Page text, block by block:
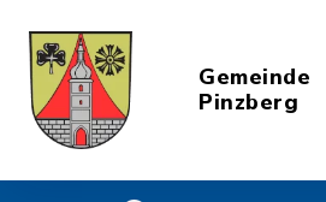
Gemeinde
Pinzberg